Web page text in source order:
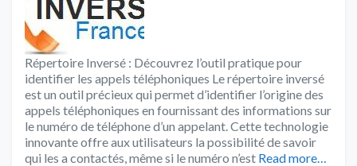
Répertoire Inversé : Découvrez l’outil pratique pour
identifier les appels téléphoniques Le répertoire inversé
est un outil précieux qui permet d’identifier l’origine des
appels téléphoniques en fournissant des informations sur
le numéro de téléphone d’un appelant. Cette technologie
innovante offre aux utilisateurs la possibilité de savoir
qui les a contactés, même si le numéro n’est Read more…